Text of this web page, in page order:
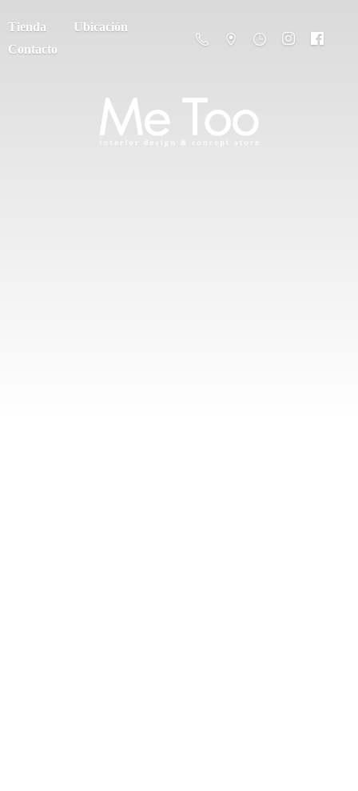
Tienda
Ubicación
Contacto